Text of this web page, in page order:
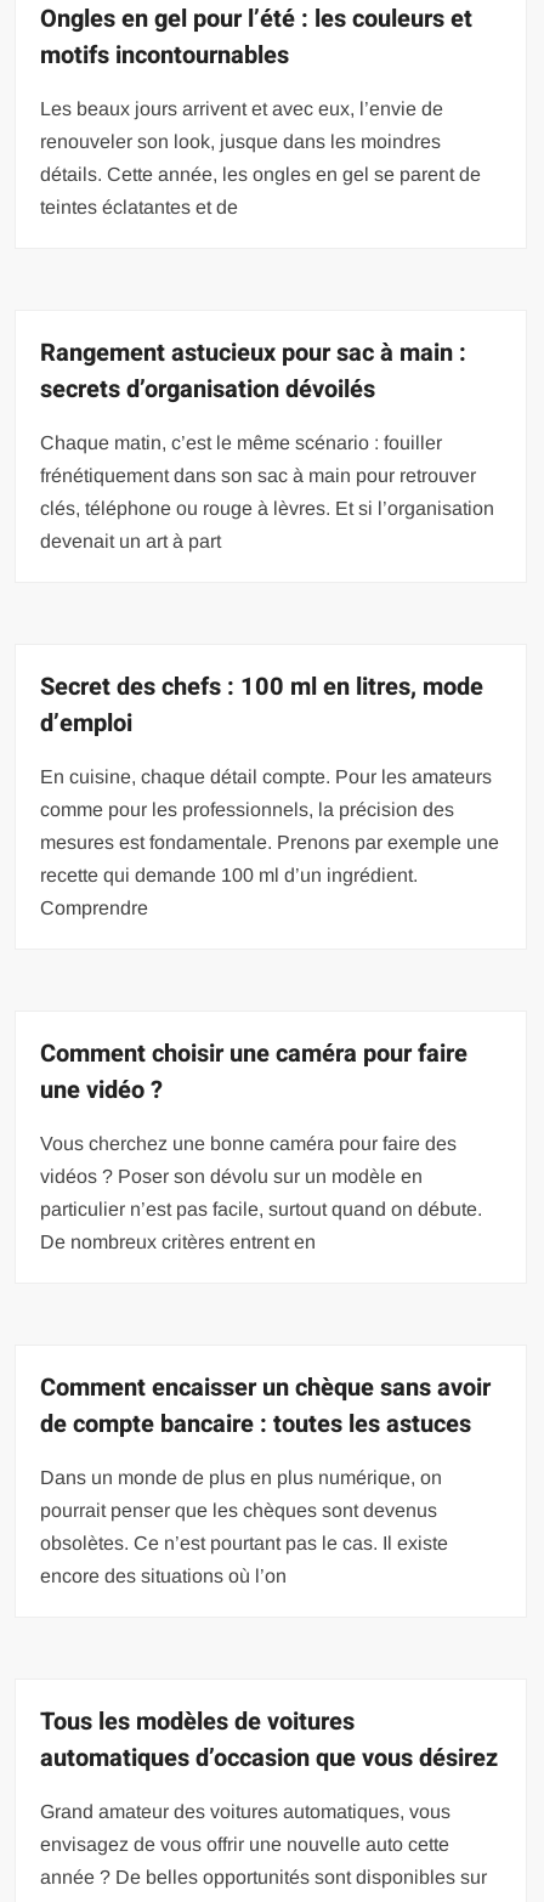
Ongles en gel pour l’été : les couleurs et
motifs incontournables
Les beaux jours arrivent et avec eux, l’envie de
renouveler son look, jusque dans les moindres
détails. Cette année, les ongles en gel se parent de
teintes éclatantes et de
Rangement astucieux pour sac à main :
secrets d’organisation dévoilés
Chaque matin, c’est le même scénario : fouiller
frénétiquement dans son sac à main pour retrouver
clés, téléphone ou rouge à lèvres. Et si l’organisation
devenait un art à part
Secret des chefs : 100 ml en litres, mode
d’emploi
En cuisine, chaque détail compte. Pour les amateurs
comme pour les professionnels, la précision des
mesures est fondamentale. Prenons par exemple une
recette qui demande 100 ml d’un ingrédient.
Comprendre
Comment choisir une caméra pour faire
une vidéo ?
Vous cherchez une bonne caméra pour faire des
vidéos ? Poser son dévolu sur un modèle en
particulier n’est pas facile, surtout quand on débute.
De nombreux critères entrent en
Comment encaisser un chèque sans avoir
de compte bancaire : toutes les astuces
Dans un monde de plus en plus numérique, on
pourrait penser que les chèques sont devenus
obsolètes. Ce n’est pourtant pas le cas. Il existe
encore des situations où l’on
Tous les modèles de voitures
automatiques d’occasion que vous désirez
Grand amateur des voitures automatiques, vous
envisagez de vous offrir une nouvelle auto cette
année ? De belles opportunités sont disponibles sur